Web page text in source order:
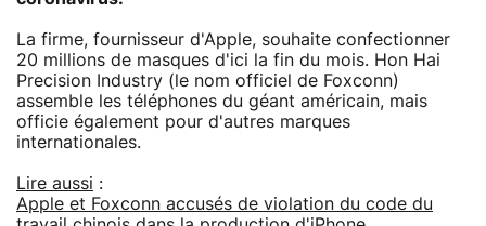
La firme, fournisseur d'Apple, souhaite confectionner
20 millions de masques d'ici la fin du mois. Hon Hai
Precision Industry (le nom officiel de Foxconn)
assemble les téléphones du géant américain, mais
officie également pour d'autres marques
internationales.
Lire aussi :
Apple et Foxconn accusés de violation du code du